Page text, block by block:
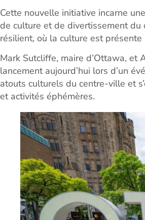
Cette nouvelle initiative incarne
de culture et de divertissement
résilient, où la culture est
Mark Sutcliffe, maire d’Ottawa, et
lancement aujourd’hui lors d’un
atouts culturels du centre-ville et
et activités éphémères.